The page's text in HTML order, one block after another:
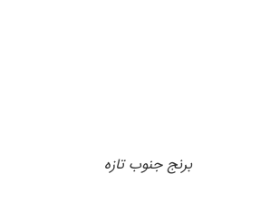
برنج جنوب تازه